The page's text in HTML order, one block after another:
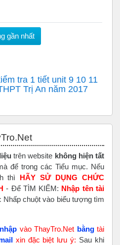
tra 1 tiết unit 9 10 11
Trị An năm 2017
trên website không hiện tất
để trong các Tiểu mục. Nếu
thì HÃY SỬ DỤNG CHỨC
- Để TÌM KIẾM: Nhập tên tài
Nhấp chuột vào biểu tượng tìm
vào ThayTro.Net bằngtài
xin đặc biệt lưu ý: Sau khi